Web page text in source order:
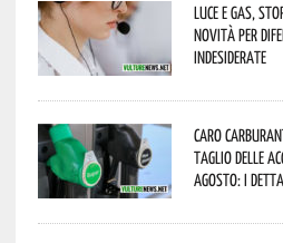
Luce e gas,
novità per
indesiderate
Caro
taglio delle
agosto: i